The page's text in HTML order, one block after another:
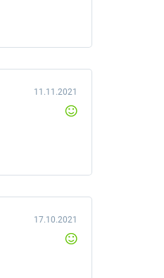
11.11.2021
17.10.2021